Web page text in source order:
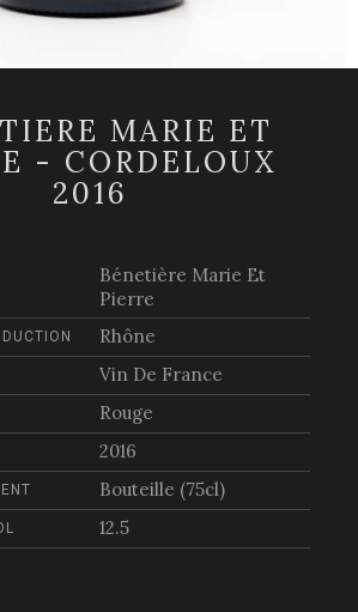
MARIE ET
- CORDELOUX
2016
Bénetière Marie Et
Pierre
Rhône
Vin De France
Rouge
2016
Bouteille (75cl)
12.5